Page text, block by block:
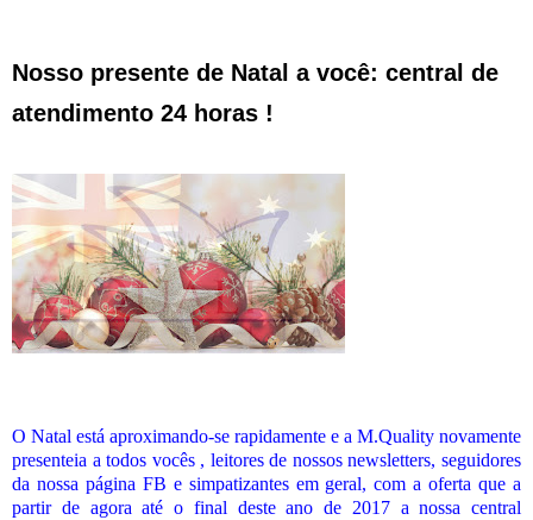
Nosso presente de Natal a você: central de
atendimento 24 horas !
O Natal está aproximando-se rapidamente e a M.Quality novamente
presenteia a todos vocês , leitores de nossos newsletters, seguidores
da nossa página FB e simpatizantes em geral, com a oferta que a
partir de agora até o final deste ano de 2017 a nossa central